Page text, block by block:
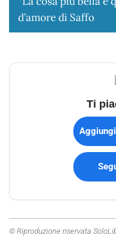
d’amore di Saffo
Ti
© Riproduzione riservata